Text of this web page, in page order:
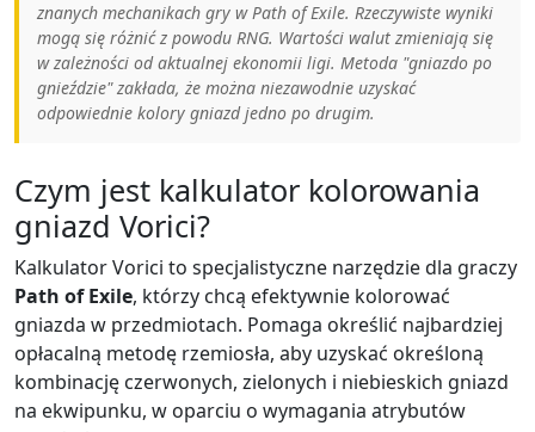
znanych mechanikach gry w Path of Exile. Rzeczywiste wyniki
mogą się różnić z powodu RNG. Wartości walut zmieniają się
w zależności od aktualnej ekonomii ligi. Metoda "gniazdo po
gnieździe" zakłada, że można niezawodnie uzyskać
odpowiednie kolory gniazd jedno po drugim.
Czym jest kalkulator kolorowania
gniazd Vorici?
Kalkulator Vorici to specjalistyczne narzędzie dla graczy
Path of Exile, którzy chcą efektywnie kolorować
gniazda w przedmiotach. Pomaga określić najbardziej
opłacalną metodę rzemiosła, aby uzyskać określoną
kombinację czerwonych, zielonych i niebieskich gniazd
na ekwipunku, w oparciu o wymagania atrybutów